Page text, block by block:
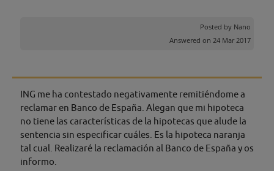
Posted by Nano
Answered on 24 Mar 2017
ING me ha contestado negativamente remitiéndome a
reclamar en Banco de España. Alegan que mi hipoteca
no tiene las características de la hipotecas que alude la
sentencia sin especificar cuáles. Es la hipoteca naranja
tal cual. Realizaré la reclamación al Banco de España y os
informo.